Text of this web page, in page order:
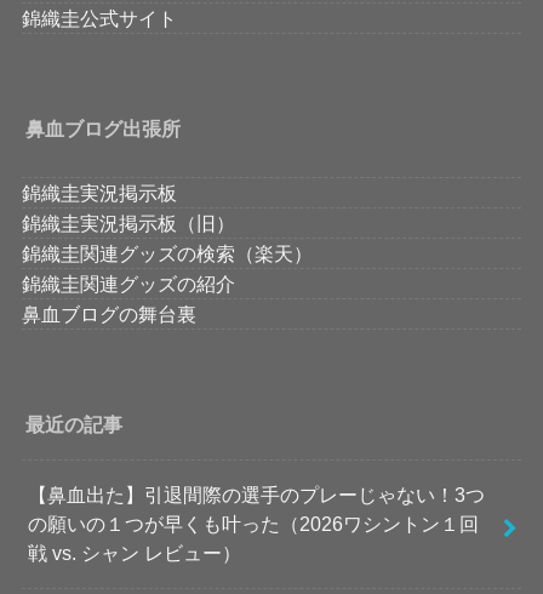
錦織圭公式サイト
鼻血ブログ出張所
錦織圭実況掲示板
錦織圭実況掲示板（旧）
錦織圭関連グッズの検索（楽天）
錦織圭関連グッズの紹介
鼻血ブログの舞台裏
最近の記事
【鼻血出た】引退間際の選手のプレーじゃない！3つ
の願いの１つが早くも叶った（2026ワシントン１回
戦 vs. シャン レビュー）